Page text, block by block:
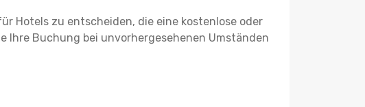
Hotels zu entscheiden, die eine kostenlose oder
Ihre Buchung bei unvorhergesehenen Umständen